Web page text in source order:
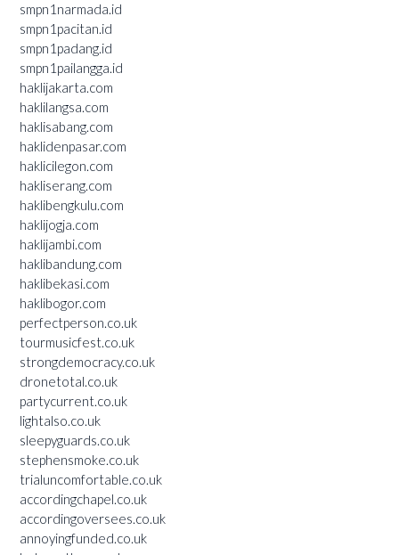
smpn1narmada.id
smpn1pacitan.id
smpn1padang.id
smpn1pailangga.id
haklijakarta.com
haklilangsa.com
haklisabang.com
haklidenpasar.com
haklicilegon.com
hakliserang.com
haklibengkulu.com
haklijogja.com
haklijambi.com
haklibandung.com
haklibekasi.com
haklibogor.com
perfectperson.co.uk
tourmusicfest.co.uk
strongdemocracy.co.uk
dronetotal.co.uk
partycurrent.co.uk
lightalso.co.uk
sleepyguards.co.uk
stephensmoke.co.uk
trialuncomfortable.co.uk
accordingchapel.co.uk
accordingoversees.co.uk
annoyingfunded.co.uk